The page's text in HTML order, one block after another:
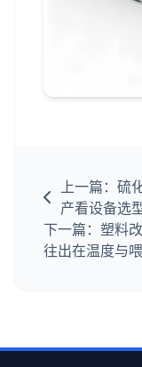
上一篇：硫
产看设备选
下一篇：塑料
往出在温度与